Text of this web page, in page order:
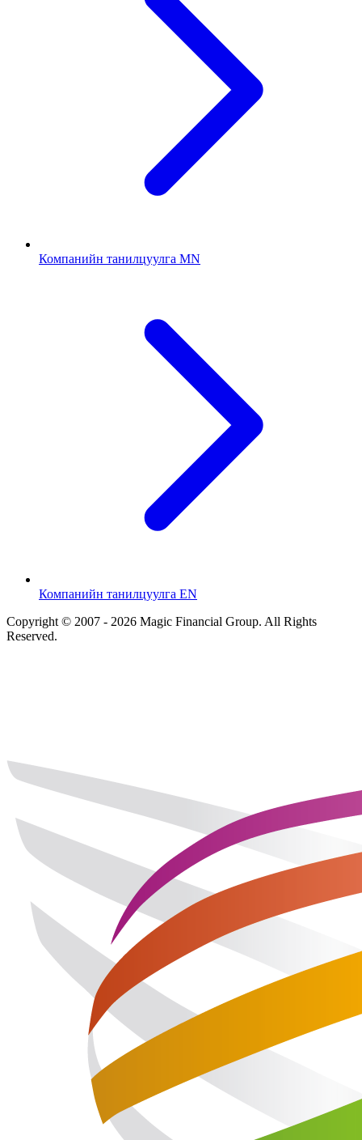
Компанийн танилцуулга MN
Компанийн танилцуулга EN
Copyright © 2007 - 2026 Magic Financial Group. All Rights
Reserved.